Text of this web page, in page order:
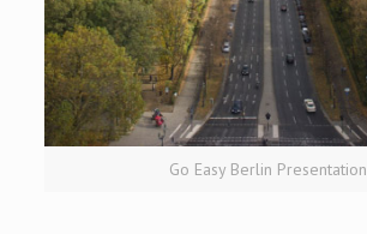
Go Easy Berlin Presentation